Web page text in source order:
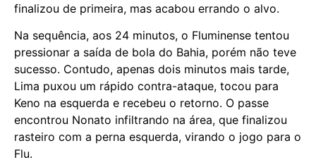
finalizou de primeira, mas acabou errando o alvo.
Na sequência, aos 24 minutos, o Fluminense tentou
pressionar a saída de bola do Bahia, porém não teve
sucesso. Contudo, apenas dois minutos mais tarde,
Lima puxou um rápido contra-ataque, tocou para
Keno na esquerda e recebeu o retorno. O passe
encontrou Nonato infiltrando na área, que finalizou
rasteiro com a perna esquerda, virando o jogo para o
Flu.